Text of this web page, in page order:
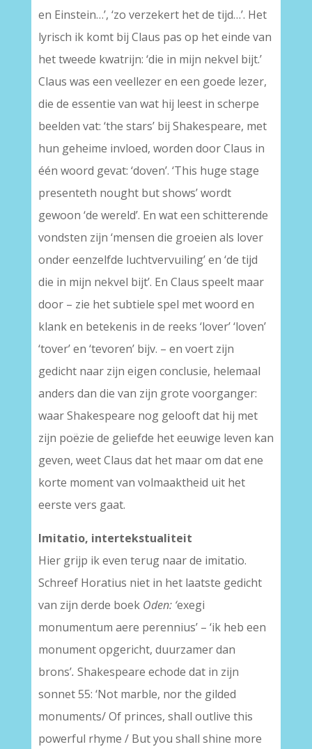
en Einstein…’, ‘zo verzekert het de tijd…’. Het
lyrisch ik komt bij Claus pas op het einde van
het tweede kwatrijn: ‘die in mijn nekvel bijt.’
Claus was een veellezer en een goede lezer,
die de essentie van wat hij leest in scherpe
beelden vat: ‘the stars’ bij Shakespeare, met
hun geheime invloed, worden door Claus in
één woord gevat: ‘doven’. ‘This huge stage
presenteth nought but shows’ wordt
gewoon ‘de wereld’. En wat een schitterende
vondsten zijn ‘mensen die groeien als lover
onder eenzelfde luchtvervuiling’ en ‘de tijd
die in mijn nekvel bijt’. En Claus speelt maar
door – zie het subtiele spel met woord en
klank en betekenis in de reeks ‘lover’ ‘loven’
‘tover’ en ‘tevoren’ bijv. – en voert zijn
gedicht naar zijn eigen conclusie, helemaal
anders dan die van zijn grote voorganger:
waar Shakespeare nog gelooft dat hij met
zijn poëzie de geliefde het eeuwige leven kan
geven, weet Claus dat het maar om dat ene
korte moment van volmaaktheid uit het
eerste vers gaat.
Imitatio, intertekstualiteit
Hier grijp ik even terug naar de imitatio.
Schreef Horatius niet in het laatste gedicht
van zijn derde boek Oden: ‘exegi
monumentum aere perennius’ – ‘ik heb een
monument opgericht, duurzamer dan
brons’. Shakespeare echode dat in zijn
sonnet 55: ‘Not marble, nor the gilded
monuments/ Of princes, shall outlive this
powerful rhyme / But you shall shine more